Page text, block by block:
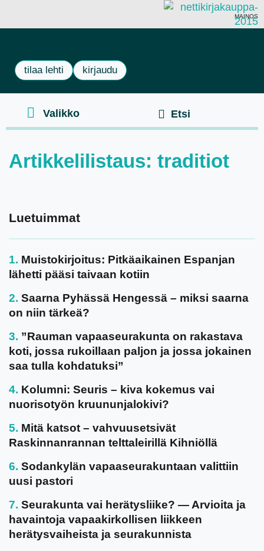
MAINOS
tilaa lehti kirjaudu
Artikkelilistaus: traditiot
Luetuimmat
Muistokirjoitus: Pitkäaikainen Espanjan
lähetti pääsi taivaan kotiin
Saarna Pyhässä Hengessä – miksi saarna
on niin tärkeä?
”Rauman vapaaseurakunta on rakastava
koti, jossa rukoillaan paljon ja jossa jokainen
saa tulla kohdatuksi”
Kolumni: Seuris – kiva kokemus vai
nuorisotyön kruununjalokivi?
Mitä katsot – vahvuusetsivät
Raskinnanrannan telttaleirillä Kihniöllä
Sodankylän vapaaseurakuntaan valittiin
uusi pastori
Seurakunta vai herätysliike? — Arvioita ja
havaintoja vapaakirkollisen liikkeen
herätysvaiheista ja seurakunnista